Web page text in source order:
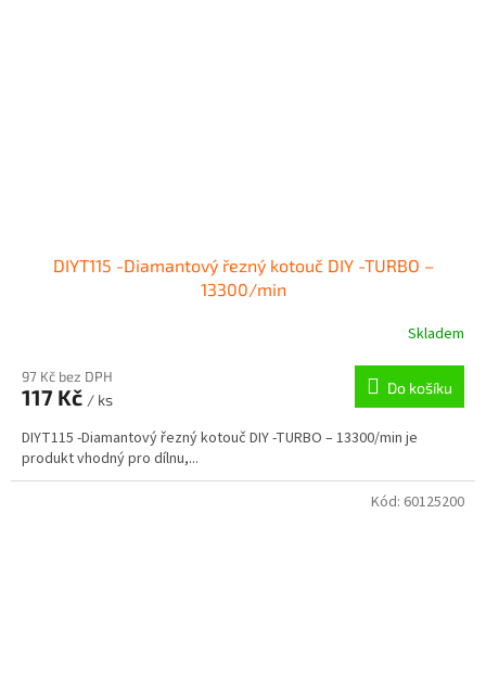
DIYT115 -Diamantový řezný kotouč DIY -TURBO –
13300/min
Skladem
97 Kč bez DPH
117 Kč / ks
Do košíku
DIYT115 -Diamantový řezný kotouč DIY -TURBO – 13300/min je
produkt vhodný pro dílnu,...
Kód: 60125200